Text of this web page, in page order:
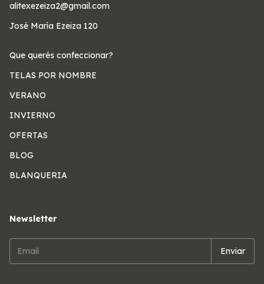
alitexezeiza2@gmail.com
José María Ezeiza 120
Que querés confeccionar?
TELAS POR NOMBRE
VERANO
INVIERNO
OFERTAS
BLOG
BLANQUERIA
Newsletter